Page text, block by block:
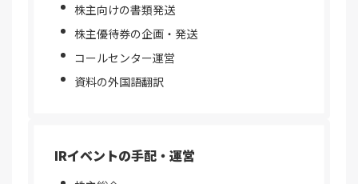
株主向けの書類発送
株主優待券の企画・発送
コールセンター運営
資料の外国語翻訳
IRイベントの手配・運営